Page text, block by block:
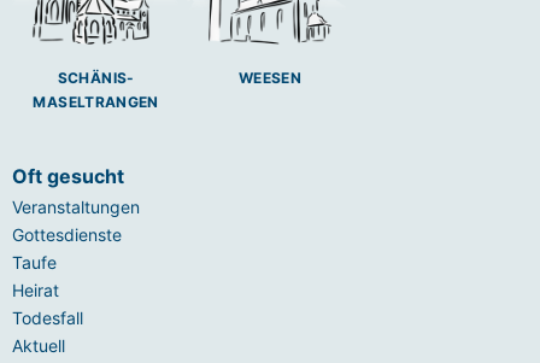
SCHÄNIS-
MASELTRANGEN
WEESEN
Oft gesucht
Veranstaltungen
Gottesdienste
Taufe
Heirat
Todesfall
Aktuell